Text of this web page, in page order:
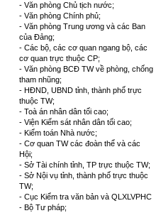
- Văn phòng Chủ tịch nước;
- Văn phòng Chính phủ;
- Văn phòng Trung ương và các Ban
của Đảng;
- Các bộ, các cơ quan ngang bộ, các
cơ quan trực thuộc CP;
- Văn phòng BCĐ TW về phòng, chống
tham nhũng;
- HĐND, UBND tỉnh, thành phố trực
thuộc TW;
- Toà án nhân dân tối cao;
- Viện Kiểm sát nhân dân tối cao;
- Kiểm toán Nhà nước;
- Cơ quan TW các đoàn thể và các
Hội;
- Sở Tài chính tỉnh, TP trực thuộc TW;
- Sở Nội vụ tỉnh, thành phố trực thuộc
TW;
- Cục Kiểm tra văn bản và QLXLVPHC
- Bộ Tư pháp;